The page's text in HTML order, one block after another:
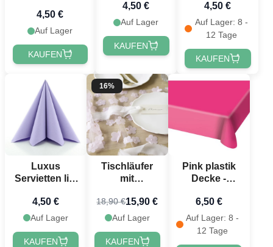
4,50 €
Auf Lager
KAUFEN
4,50 €
Auf Lager
KAUFEN
4,50 €
Auf Lager: 8 -
12 Tage
KAUFEN
Luxus
Servietten lila
cm
4,50 €
Auf Lager
KAUFEN
16%
Tischläufer
mit
Blumen - 5
Meter
18,90 €15,90 €
Auf Lager
KAUFEN
Pink plastik
Decke -
6,50 €
Auf Lager: 8 -
12 Tage